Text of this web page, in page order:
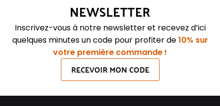
NEWSLETTER
Inscrivez-vous à notre newsletter et recevez d’ici
quelques minutes un code pour profiter de10% sur
votre première commande !
RECEVOIR MON CODE